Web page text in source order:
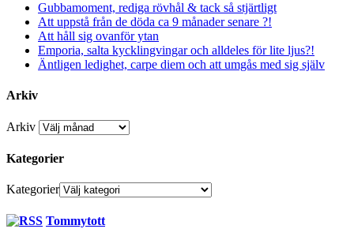
Gubbamoment, rediga rövhål & tack så stjärtligt
Att uppstå från de döda ca 9 månader senare ?!
Att håll sig ovanför ytan
Emporia, salta kycklingvingar och alldeles för lite ljus?!
Äntligen ledighet, carpe diem och att umgås med sig själv
Arkiv
Arkiv
Kategorier
Kategorier
Tommytott